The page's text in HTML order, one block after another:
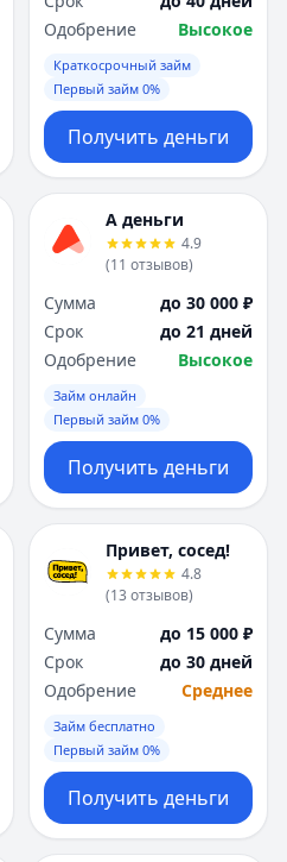
Одобрение
Высокое
Краткосрочный займ
Первый займ 0%
Получить деньги
А деньги
4.9
(11 отзывов)
Сумма
до 30 000 ₽
Срок
до 21 дней
Одобрение
Высокое
Займ онлайн
Первый займ 0%
Получить деньги
Привет, сосед!
4.8
(13 отзывов)
Сумма
до 15 000 ₽
Срок
до 30 дней
Одобрение
Среднее
Займ бесплатно
Первый займ 0%
Получить деньги